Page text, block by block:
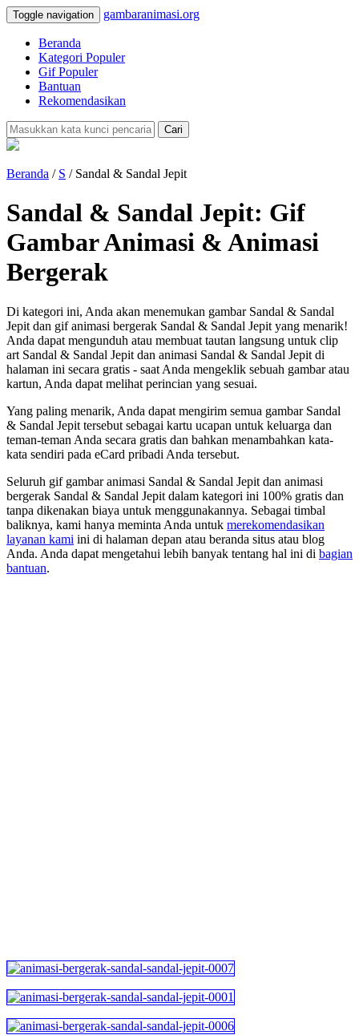
Toggle navigation gambaranimasi.org
Beranda
Kategori Populer
Gif Populer
Bantuan
Rekomendasikan
Cari
Beranda / S / Sandal & Sandal Jepit
Sandal & Sandal Jepit: Gif
Gambar Animasi & Animasi
Bergerak
Di kategori ini, Anda akan menemukan gambar Sandal & Sandal
Jepit dan gif animasi bergerak Sandal & Sandal Jepit yang menarik!
Anda dapat mengunduh atau membuat tautan langsung untuk clip
art Sandal & Sandal Jepit dan animasi Sandal & Sandal Jepit di
halaman ini secara gratis - saat Anda mengeklik sebuah gambar atau
kartun, Anda dapat melihat perincian yang sesuai.
Yang paling menarik, Anda dapat mengirim semua gambar Sandal
& Sandal Jepit tersebut sebagai kartu ucapan untuk keluarga dan
teman-teman Anda secara gratis dan bahkan menambahkan kata-
kata sendiri pada eCard pribadi Anda tersebut.
Seluruh gif gambar animasi Sandal & Sandal Jepit dan animasi
bergerak Sandal & Sandal Jepit dalam kategori ini 100% gratis dan
tanpa dikenakan biaya untuk menggunakannya. Sebagai timbal
baliknya, kami hanya meminta Anda untuk merekomendasikan
layanan kami ini di halaman depan atau beranda situs atau blog
Anda. Anda dapat mengetahui lebih banyak tentang hal ini di bagian
bantuan.